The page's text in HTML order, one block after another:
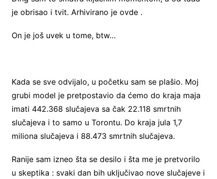
je obrisao i tvit. Arhivirano je ovde .
On je još uvek u tome, btw…
Kada se sve odvijalo, u početku sam se plašio. Moj
grubi model je pretpostavio da ćemo do kraja maja
imati 442.368 slučajeva sa čak 22.118 smrtnih
slučajeva i to samo u Torontu. Do kraja jula 1,7
miliona slučajeva i 88.473 smrtnih slučajeva.
Ranije sam izneo šta se desilo i šta me je pretvorilo
u skeptika : svaki dan bih uključivao nove slučajeve i